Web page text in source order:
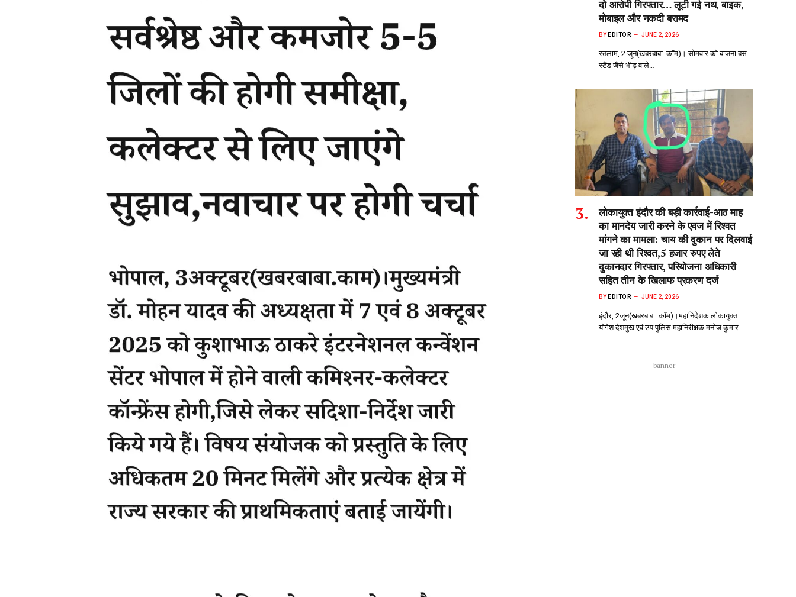
दो आरोपी गिरफ्तार… लूटी गई नथ, बाइक,
मोबाइल और नकदी बरामद
BY EDITOR JUNE 2, 2026
रतलाम, 2 जून(खबरबाबा. कॉम)। सोमवार को बाजना बस
स्टैंड जैसे भीड़‌ वाले…
लोकायुक्त इंदौर की बड़ी कार्रवाई-आठ माह
का मानदेय जारी करने के एवज में रिश्वत
मांगने का मामला: चाय की दुकान पर दिलवाई
जा रही थी रिश्वत,5 हजार रुपए लेते
दुकानदार गिरफ्तार, परियोजना अधिकारी
सहित तीन के खिलाफ प्रकरण दर्ज
BY EDITOR JUNE 2, 2026
इंदौर, 2जून(खबरबाबा. कॉम)।महानिदेशक लोकायुक्त
योगेश देशमुख एवं उप पुलिस महानिरीक्षक मनोज कुमार…
banner